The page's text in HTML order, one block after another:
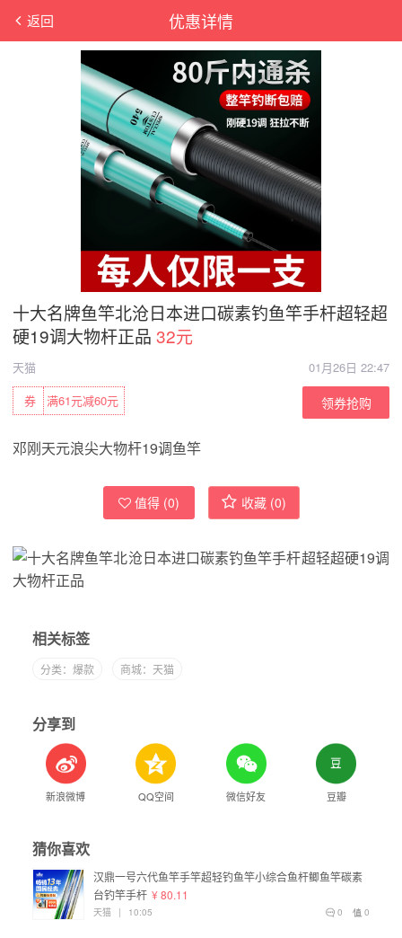
优惠详情
返回
十大名牌鱼竿北沧日本进口碳素钓鱼竿手杆超轻超
硬19调大物杆正品 32元
天猫
01月26日 22:47
满61元减60元
券 领券抢购
邓刚天元浪尖大物杆19调鱼竿
值得 (0) 收藏 (0)
相关标签
分类：爆款 商城：天猫
分享到
新浪微博 QQ空间 微信好友 豆瓣
猜你喜欢
汉鼎一号六代鱼竿手竿超轻钓鱼竿小综合鱼杆鲫鱼竿碳素
台钓竿手杆 ¥ 80.11
0
0
天猫 | 10:05